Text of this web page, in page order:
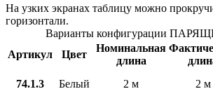
На узких экранах таблицу можно
горизонтали.
Варианты конфигурации
Артикул
Цвет
Номинальная
длина
74.1.3
Белый 2 м 2 м